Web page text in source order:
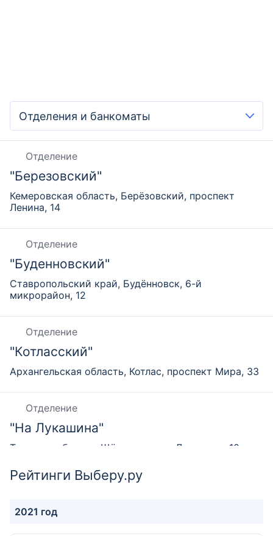
Отделение
"Березовский"
Кемеровская область, Берёзовский, проспект
Ленина, 14
Отделение
"Буденновский"
Ставропольский край, Будённовск, 6-й
микрорайон, 12
Отделение
"Котласский"
Архангельская область, Котлас, проспект Мира, 33
Отделение
"На Лукашина"
Тульская область, Щёкино, улица Лукашина, 10
"На Октябрьском"
Рейтинги Выберу.ру
2021 год